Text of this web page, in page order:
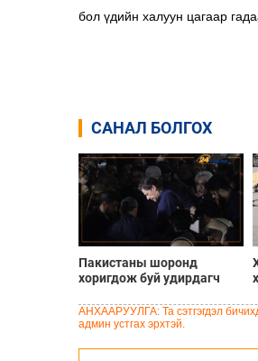
бол үдийн халуун цагаар
САНАЛ БОЛГОХ
Пакистаны шоронд
хоригдож буй удирдагч
аавынхаа эрүүл мэндэд
санаа зовж байна
АНХААРУУЛГА: Та сэтгэгдэл
админ устгах эрхтэй.